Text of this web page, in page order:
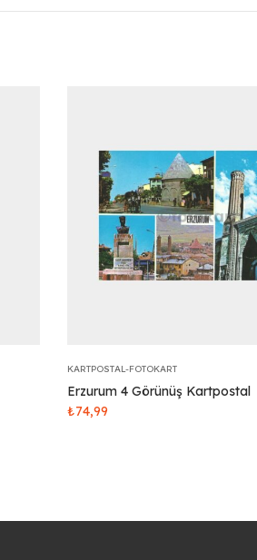
KARTPOSTAL-FOTOKART
Erzurum 4 Görünüş Kartpostal
₺74,99